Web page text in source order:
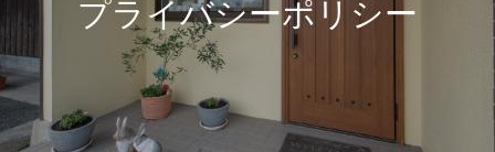
プライバシーポリシー